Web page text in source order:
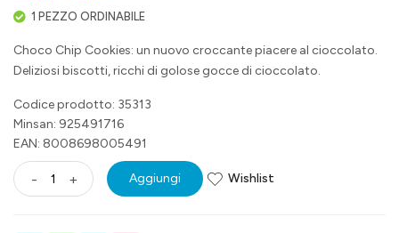
1 PEZZO ORDINABILE
Choco Chip Cookies: un nuovo croccante piacere al cioccolato.
Deliziosi biscotti, ricchi di golose gocce di cioccolato.
Codice prodotto: 35313
Minsan: 925491716
EAN: 8008698005491
- + Aggiungi Wishlist